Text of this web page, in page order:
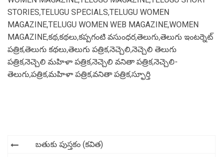
STORIES,TELUGU SPECIALS,TELUGU WOMEN
MAGAZINE,TELUGU WOMEN WEB MAGAZINE,WOMEN
MAGAZINE,కథ,కథలు,కప్పగంటి వసుంధర,తెలుగు,తెలుగు ఇంటర్నెట్
పత్రిక,తెలుగు కథలు,తెలుగు పత్రిక,నెచ్చెలి,నెచ్చెలి తెలుగు
పత్రిక,నెచ్చెలి మహిళా పత్రిక,నెచ్చెలి వనితా పత్రిక,నెచ్చెలి-
తెలుగు,పత్రిక,మహిళా పత్రిక,వనితా పత్రిక,స్ఫూర్తి
Post
బతుకు పుస్తకం (కవిత)